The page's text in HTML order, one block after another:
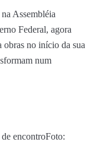
Assembléia
Federal, agora
obras no início da sua
num
encontroFoto: